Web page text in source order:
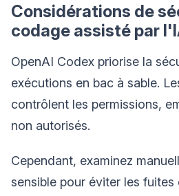
Considérations de
codage assisté par
OpenAI Codex priorise la
exécutions en bac à sable.
contrôlent les permissions,
non autorisés.
Cependant, examinez
sensible pour éviter les fuites